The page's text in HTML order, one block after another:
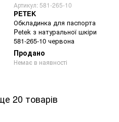
Артикул: 581-265-10
PETEK
Обкладинка для паспорта
Petek з натуральної шкіри
581-265-10 червона
Продано
Немає в наявності
20 товарів